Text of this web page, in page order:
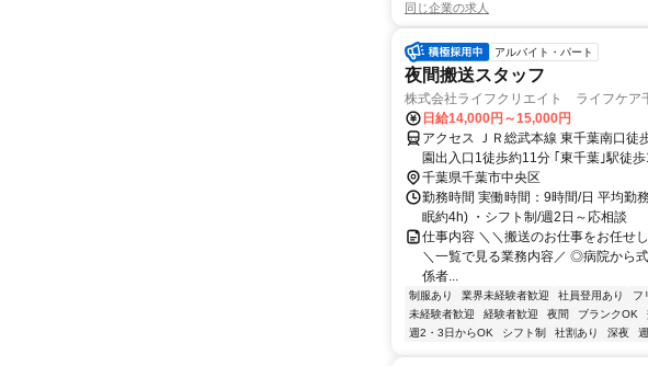
同じ企業の求人
アルバイト・パート
夜間搬送スタッフ
株式会社ライフクリエイト ライフケア
日給14,000円～15,000円
アクセス ＪＲ総武本線 東千葉南口徒
園出入口1徒歩約11分 ｢東千葉｣駅徒
千葉県千葉市中央区
勤務時間 実働時間：9時間/日 平均勤
眠約4h) ・シフト制/週2日～応相談
仕事内容 ＼＼搬送のお仕事をお任せ
＼一覧で見る業務内容／ ◎病院から
係者...
制服あり 業界未経験者歓迎 社員登用あり フ
未経験者歓迎
経験者歓迎 夜間 ブランクOK
週2・3日からOK
シフト制 社割あり 深夜